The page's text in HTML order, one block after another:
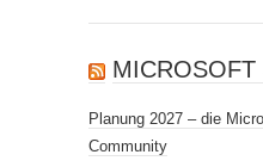
MICROSOFT
Planung 2027 – die
Community